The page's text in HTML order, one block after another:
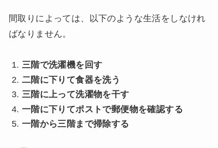
間取りによっては、以下のような生活をしなけれ
ばなりません。
三階で洗濯機を回す
二階に下りて食器を洗う
三階に上って洗濯物を干す
一階に下りてポストで郵便物を確認する
一階から三階まで掃除する